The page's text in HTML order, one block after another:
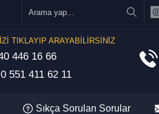
TIKLAYIP ARAYABİLİRSİNİZ
446 16 66
551 411 62 11
Sıkça Sorulan Sorular